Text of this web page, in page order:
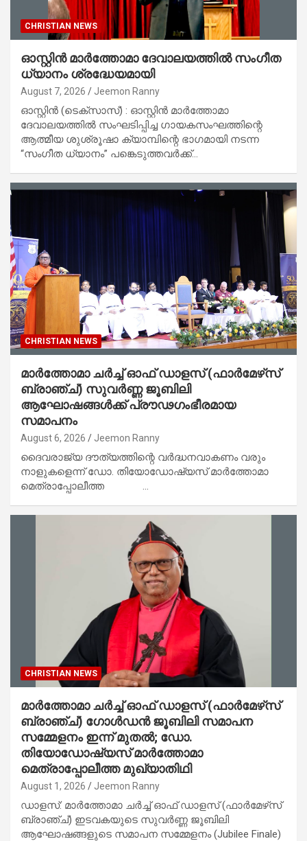
CHRISTIAN NEWS
ഓസ്റ്റിൻ മാർത്തോമാ ദേവാലയത്തിൽ സംഗീത
ധ്യാനം ശ്രദ്ധേയമായി
August 7, 2026 Jeemon Ranny
ഓസ്റ്റിൻ (ടെക്സാസ്) : ഓസ്റ്റിൻ മാർത്തോമാ
ദേവാലയത്തിൽ സംഘടിപ്പിച്ച ഗായകസംഘത്തിന്റെ
ആത്മീയ ശുശ്രൂഷാ ക്യാമ്പിന്റെ ഭാഗമായി നടന്ന
“സംഗീത ധ്യാനം” പങ്കെടുത്തവർക്ക്…
CHRISTIAN NEWS
മാർത്തോമാ ചർച്ച് ഓഫ് ഡാളസ് (ഫാർമേഴ്‌സ്
ബ്രാഞ്ച്) സുവർണ്ണ ജൂബിലി
ആഘോഷങ്ങൾക്ക് പ്രൗഢഗംഭീരമായ
സമാപനം
August 6, 2026 Jeemon Ranny
ദൈവരാജ്യ ദൗത്യത്തിന്റെ വർദ്ധനവാകണം വരും
നാളുകളെന്ന് ഡോ. തിയോഡോഷ്യസ് മാർത്തോമാ
മെത്രാപ്പോലീത്ത …
CHRISTIAN NEWS
മാർത്തോമാ ചർച്ച് ഓഫ് ഡാളസ് (ഫാർമേഴ്‌സ്
ബ്രാഞ്ച്) ഗോൾഡൻ ജൂബിലി സമാപന
സമ്മേളനം ഇന്ന് മുതൽ; ഡോ.
തിയോഡോഷ്യസ് മാർത്തോമാ
മെത്രാപ്പോലീത്ത മുഖ്യാതിഥി
August 1, 2026 Jeemon Ranny
ഡാളസ്: മാർത്തോമാ ചർച്ച് ഓഫ് ഡാളസ് (ഫാർമേഴ്‌സ്
ബ്രാഞ്ച്) ഇടവകയുടെ സുവർണ്ണ ജൂബിലി
ആഘോഷങ്ങളുടെ സമാപന സമ്മേളനം (Jubilee Finale)